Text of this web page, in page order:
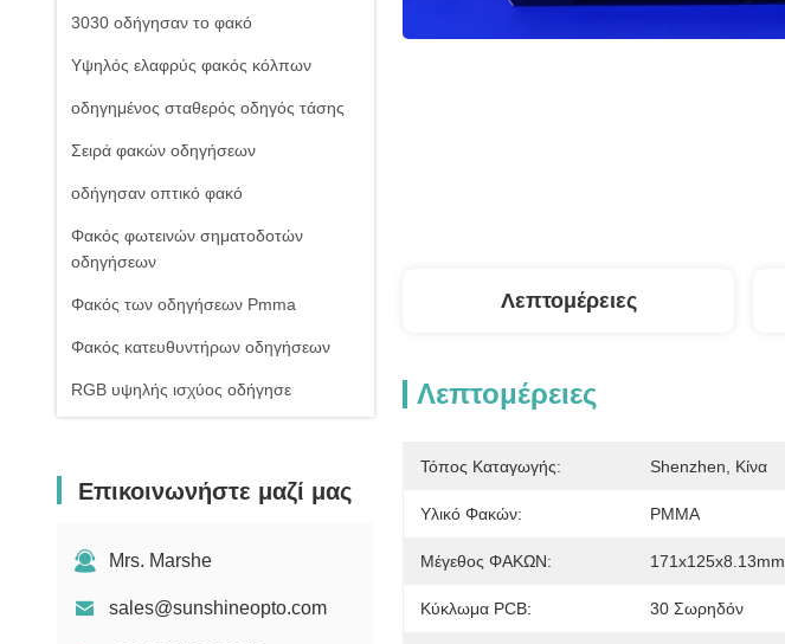
3030 οδήγησαν το φακό
Υψηλός ελαφρύς φακός κόλπων
οδηγημένος σταθερός οδηγός τάσης
Σειρά φακών οδηγήσεων
οδήγησαν οπτικό φακό
Φακός φωτεινών σηματοδοτών
οδηγήσεων
Φακός των οδηγήσεων Pmma
Φακός κατευθυντήρων οδηγήσεων
RGB υψηλής ισχύος οδήγησε
δύναμης
Επικοινωνήστε μαζί μας
Mrs. Marshe
sales@sunshineopto.com
Λεπτομέρειες
Λεπτομέρειες
Τόπος Καταγωγής: Shenzhen, Κίνα
Υλικό Φακών: PMMA
Μέγεθος ΦΑΚΩΝ: 171x125x8.13mm
Κύκλωμα PCB: 30 Σωρηδόν